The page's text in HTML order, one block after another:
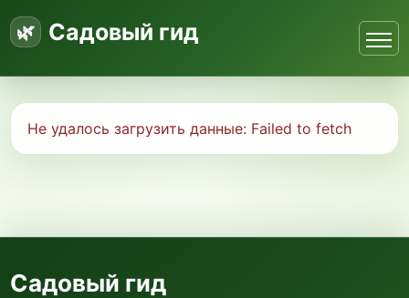
Садовый гид
Не удалось загрузить данные: Failed to fetch
Садовый гид